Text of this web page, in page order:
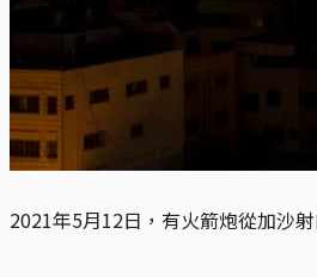
2021年5月12日，有火箭炮從加沙